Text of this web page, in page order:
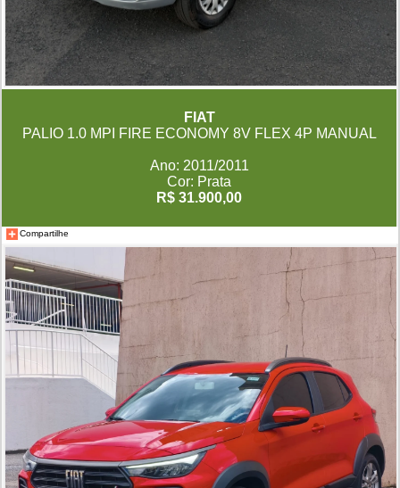
FIAT
PALIO 1.0 MPI FIRE ECONOMY 8V FLEX 4P MANUAL
Ano: 2011/2011
Cor: Prata
R$ 31.900,00
Compartilhe